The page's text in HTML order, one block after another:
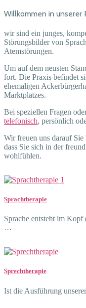
Willkommen in unserer
wir sind ein junges,
Störungsbilder von
Atemstörungen.
Um auf dem neusten
fort. Die Praxis befindet
ehemaligen
Marktplatzes.
Bei speziellen Fragen
telefonisch, persönlich
Wir freuen uns darauf
dass Sie sich in der
wohlfühlen.
Sprachtherapie
Sprache entsteht im Kopf
…
Sprechtherapie
Ist die Ausführung